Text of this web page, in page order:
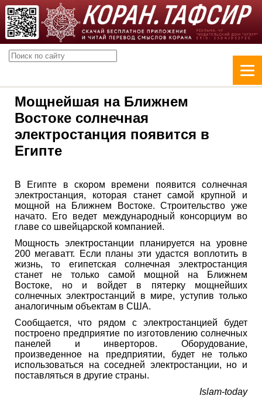
Мощнейшая на Ближнем
Востоке солнечная
электростанция появится в
Египте
В Египте в скором времени появится солнечная
электростанция, которая станет самой крупной и
мощной на Ближнем Востоке. Строительство уже
начато. Его ведет международный консорциум во
главе со швейцарской компанией.
Мощность электростанции планируется на уровне
200 мегаватт. Если планы эти удастся воплотить в
жизнь, то египетская солнечная электростанция
станет не только самой мощной на Ближнем
Востоке, но и войдет в пятерку мощнейших
солнечных электростанций в мире, уступив только
аналогичным объектам в США.
Сообщается, что рядом с электростанцией будет
построено предприятие по изготовлению солнечных
панелей и инверторов. Оборудование,
произведенное на предприятии, будет не только
использоваться на соседней электростанции, но и
поставляться в другие страны.
Islam-today